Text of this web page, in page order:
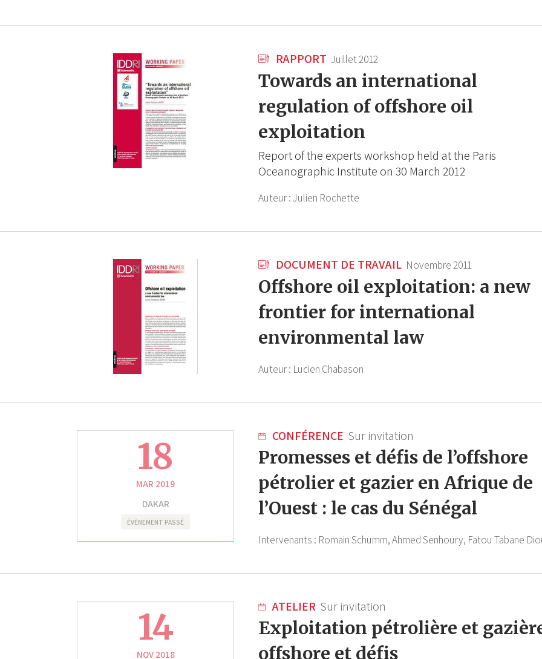
RAPPORT Juillet 2012
Towards an international
regulation of offshore oil
exploitation
Report of the experts workshop held at the Paris
Oceanographic Institute on 30 March 2012
Auteur :Julien Rochette
DOCUMENT DE TRAVAIL Novembre 2011
Offshore oil exploitation: a new
frontier for international
environmental law
Auteur : Lucien Chabason
18
MAR 2019
DAKAR
ÉVÈNEMENT PASSÉ
CONFÉRENCE Sur invitation
Promesses et défis de l’offshore
pétrolier et gazier en Afrique de
l’Ouest : le cas du Sénégal
Intervenants : Romain Schumm,Ahmed Senhoury, Fatou Tabane
14
NOV 2018
ATELIER Sur invitation
Exploitation pétrolière et
offshore et défis